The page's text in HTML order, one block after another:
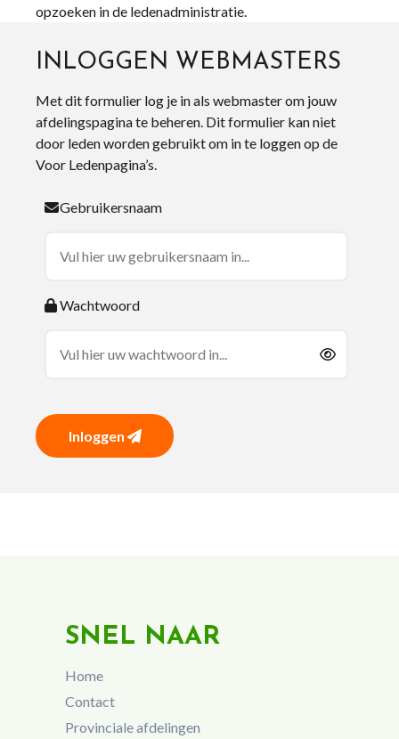
opzoeken in de ledenadministratie.
INLOGGEN WEBMASTERS
Met dit formulier log je in als webmaster om jouw
afdelingspagina te beheren. Dit formulier kan niet
door leden worden gebruikt om in te loggen op de
Voor Ledenpagina’s.
Gebruikersnaam
Wachtwoord
Inloggen
SNEL NAAR
Home
Contact
Provinciale afdelingen